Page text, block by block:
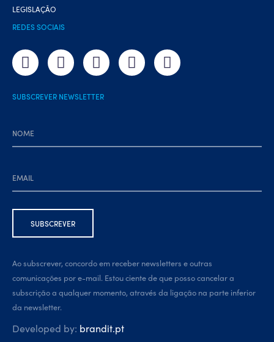
LEGISLAÇÃO
REDES SOCIAIS
SUBSCREVER NEWSLETTER
Ao subscrever, concordo em receber newsletters e outras
comunicações por e-mail. Estou ciente de que posso cancelar a
subscrição a qualquer momento, através da ligação na parte inferior
da newsletter.
Developed by: brandit.pt